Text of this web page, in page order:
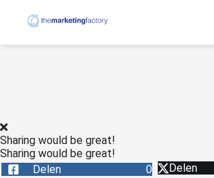
Sharing would be great!
Sharing would be great!
Delen
0 Delen